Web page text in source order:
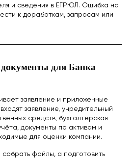
и сведения в ЕГРЮЛ. Ошибка на
к доработкам, запросам или
документы для Банка
заявление и приложенные
заявление, учредительный
средств, бухгалтерская
документы по активам и
для оценки компании.
файлы, а подготовить